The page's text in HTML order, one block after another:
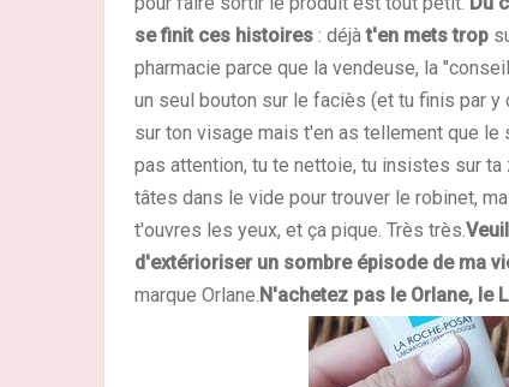
se finit ces histoires : déjàt'en mets trop
pharmacie parce que la vendeuse, la
un seul bouton sur le faciès (et tu finis par
sur ton visage mais t'en as tellement que
pas attention, tu te nettoie, tu insistes sur ta
tâtes dans le vide pour trouver le robinet,
t'ouvres les yeux, et ça pique. Très très.
d'extérioriser un sombre épisode de ma
marque Orlane. N'achetez pas le Orlane, le